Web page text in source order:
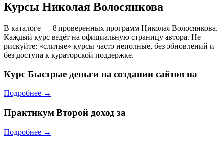
Курсы Николая Волосянкова
В каталоге — 8 проверенных программ Николая Волосянкова.
Каждый курс ведёт на официальную страницу автора. Не
рискуйте: «слитые» курсы часто неполные, без обновлений и
без доступа к кураторской поддержке.
Курс Быстрые деньги на создании сайтов на
Подробнее →
Практикум Второй доход за
Подробнее →